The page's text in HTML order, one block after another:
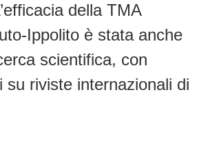
della TMA
Ippolito è stata anche
scientifica, con
su riviste internazionali di